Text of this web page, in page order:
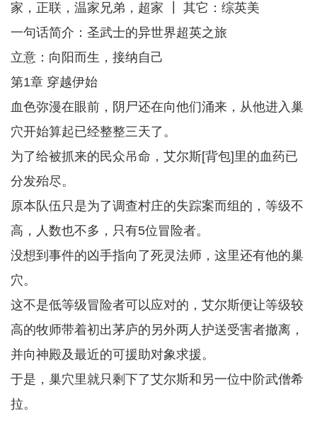
家，正联，温家兄弟，超家 ┃ 其它：综英美
一句话简介：圣武士的异世界超英之旅
立意：向阳而生，接纳自己
第1章 穿越伊始
血色弥漫在眼前，阴尸还在向他们涌来，从他进入巢
穴开始算起已经整整三天了。
为了给被抓来的民众吊命，艾尔斯[背包]里的血药已
分发殆尽。
原本队伍只是为了调查村庄的失踪案而组的，等级不
高，人数也不多，只有5位冒险者。
没想到事件的凶手指向了死灵法师，这里还有他的巢
穴。
这不是低等级冒险者可以应对的，艾尔斯便让等级较
高的牧师带着初出茅庐的另外两人护送受害者撤离，
并向神殿及最近的可援助对象求援。
于是，巢穴里就只剩下了艾尔斯和另一位中阶武僧希
拉。